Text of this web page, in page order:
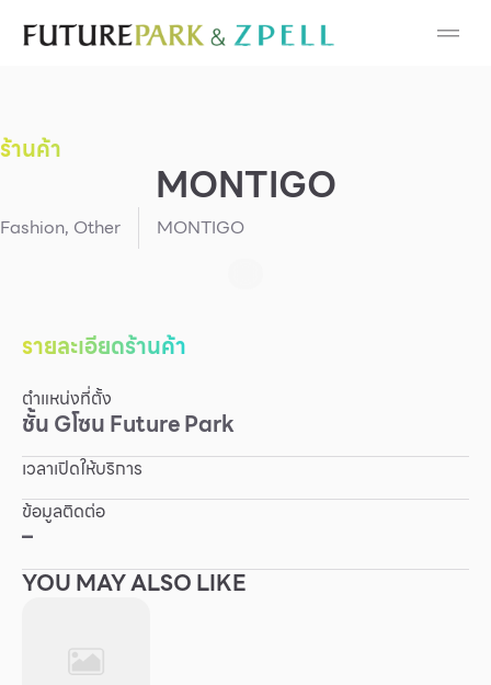
Cosmetic
Fashion
Gold & Jewelry
IT
Mobile
Other
School
ร้านค้า
MONTIGO
Fashion, Other MONTIGO
รายละเอียดร้านค้า
ตำแหน่งที่ตั้ง
ชั้นGโซนFuture Park
เวลาเปิดให้บริการ
ข้อมูลติดต่อ
–
YOU MAY ALSO LIKE